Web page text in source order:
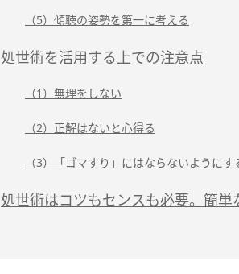
（5）傾聴の姿勢を第一に考える
処世術を活用する上での注意点
（1）無理をしない
（2）正解はないと心得る
（3）「ゴマすり」にはならないようにす
処世術はコツもセンスも必要。簡単